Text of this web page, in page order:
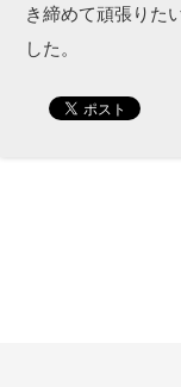
き締めて頑張りた
した。